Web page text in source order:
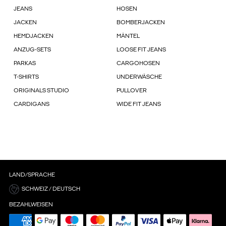
JEANS HOSEN
JACKEN BOMBERJACKEN
HEMDJACKEN MÄNTEL
ANZUG-SETS LOOSE FIT JEANS
PARKAS CARGOHOSEN
T-SHIRTS UNDERWÄSCHE
ORIGINALS STUDIO PULLOVER
CARDIGANS WIDE FIT JEANS
LAND/SPRACHE
SCHWEIZ / DEUTSCH
BEZAHLWEISEN